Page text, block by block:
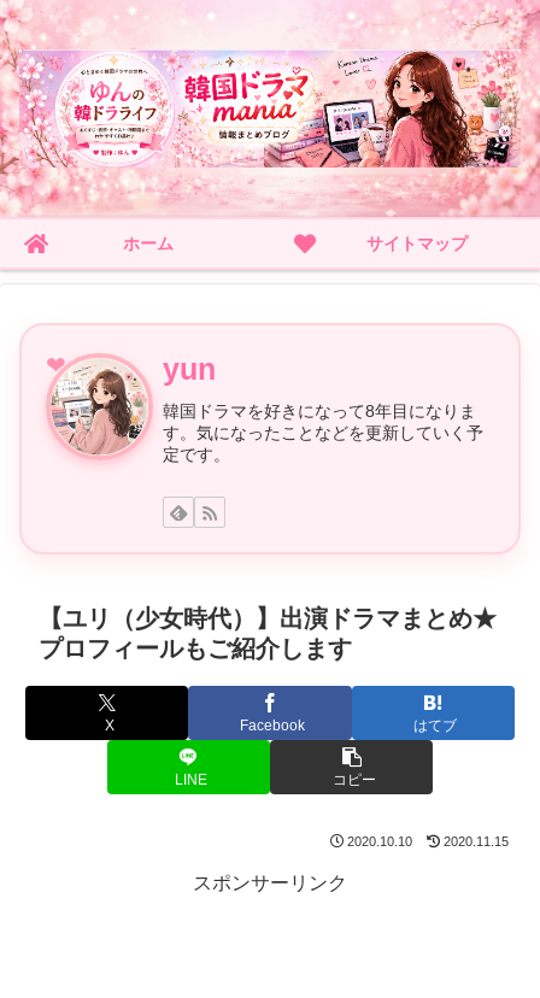
ホーム サイトマップ
yun
韓国ドラマを好きになって8年目になりま
す。気になったことなどを更新していく予
定です。
【ユリ（少女時代）】出演ドラマまとめ★
プロフィールもご紹介します
X Facebook はてブ
LINE コピー
2020.10.10 2020.11.15
スポンサーリンク